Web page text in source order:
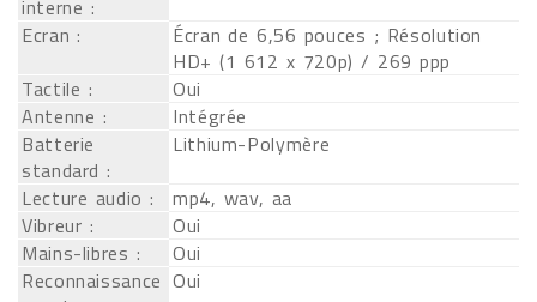
interne :
Ecran :
Écran de 6,56 pouces ; Résolution
HD+ (1 612 x 720p) / 269 ppp
Tactile :
Oui
Antenne :
Intégrée
Batterie
standard :
Lithium-Polymère
Lecture audio :
mp4, wav, aa
Vibreur :
Oui
Mains-libres :
Oui
Reconnaissance Oui